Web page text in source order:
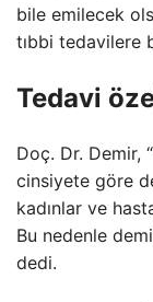
bile emilecek
tıbbi tedavilere
Tedavi
Doç. Dr. Demir,
cinsiyete göre
kadınlar ve
Bu nedenle
dedi.